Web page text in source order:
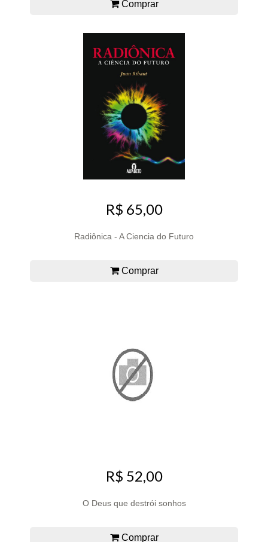
Comprar
R$ 65,00
Radiônica - A Ciencia do Futuro
Comprar
R$ 52,00
O Deus que destrói sonhos
Comprar